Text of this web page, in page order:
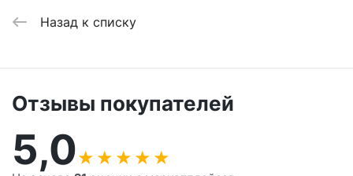
Назад к списку
Отзывы покупателей
5,0★ ★ ★ ★ ★